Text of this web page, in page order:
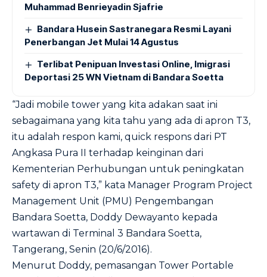
Muhammad Benrieyadin Sjafrie
Bandara Husein Sastranegara Resmi Layani
Penerbangan Jet Mulai 14 Agustus
Terlibat Penipuan Investasi Online, Imigrasi
Deportasi 25 WN Vietnam di Bandara Soetta
“Jadi mobile tower yang kita adakan saat ini
sebagaimana yang kita tahu yang ada di apron T3,
itu adalah respon kami, quick respons dari PT
Angkasa Pura II terhadap keinginan dari
Kementerian Perhubungan untuk peningkatan
safety di apron T3,” kata Manager Program Project
Management Unit (PMU) Pengembangan
Bandara Soetta, Doddy Dewayanto kepada
wartawan di Terminal 3 Bandara Soetta,
Tangerang, Senin (20/6/2016).
Menurut Doddy, pemasangan Tower Portable